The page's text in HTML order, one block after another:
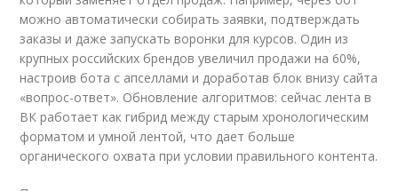
можно автоматически собирать заявки, подтверждать
заказы и даже запускать воронки для курсов. Один из
крупных российских брендов увеличил продажи на 60%,
настроив бота с апселлами и доработав блок внизу сайта
«вопрос-ответ». Обновление алгоритмов: сейчас лента в
ВК работает как гибрид между старым хронологическим
форматом и умной лентой, что дает больше
органического охвата при условии правильного контента.